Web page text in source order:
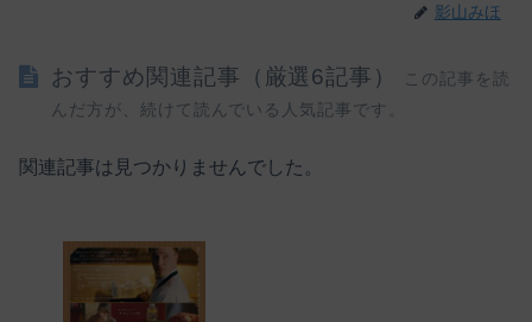
影山みほ
おすすめ関連記事（厳選6記事）
この記事を読
んだ方が、続けて読んでいる人気記事です。
関連記事は見つかりませんでした。